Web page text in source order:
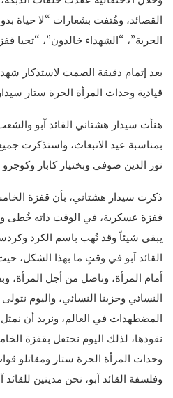
القصائد، وهُتفت بشعارات “لا حياة
الحرية”، “الشهداء خالدون”،
بعد إتمام دقيقة الصمت لاستذكار
قيادية وحدات المرأة الحرة ستار
هنأت سيدار هشتاني القائد آبو
بمناسبة عيد الانبعاث، واستذكرت
نور الدين صوفي وبختيار كابار وكوجرو
ذكرت سيدار هشتاني، بأن قفزة
قفزة عسكرية، في الوقت ذاته خُطى
يبقى شيئاً وقد نُهب باسم الكرد
القائد آبو في وقتٍ ما بهذا الشكل،
أمام المرأة، وناضل من أجل
النسائي وحزبنا النسائي، واليوم
المضطهدات في العالم، ونريد أن نمثل
نقودها، لذلك اليوم نحتفل بقفزة
وحدات المرأة الحرة ستار ومقاتلو
وفلسفة القائد آبو، نحن مدينين للقائد